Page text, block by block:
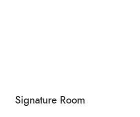
Signature Room